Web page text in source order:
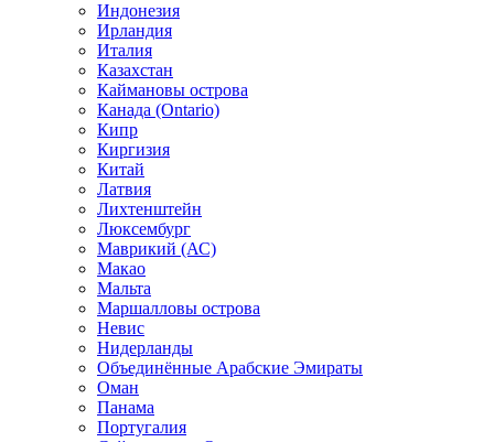
Индонезия
Ирландия
Италия
Казахстан
Каймановы острова
Канада (Ontario)
Кипр
Киргизия
Китай
Латвия
Лихтенштейн
Люксембург
Маврикий (АС)
Макао
Мальта
Маршалловы острова
Нeвис
Нидерланды
Объединённые Арабские Эмираты
Оман
Панама
Португалия